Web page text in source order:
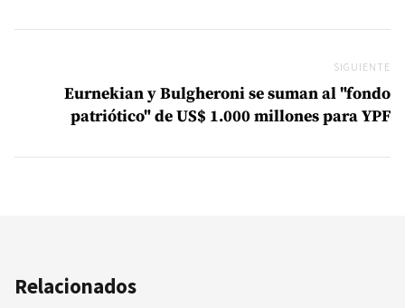
SIGUIENTE
Eurnekian y Bulgheroni se suman al "fondo
patriótico" de US$ 1.000 millones para YPF
Relacionados